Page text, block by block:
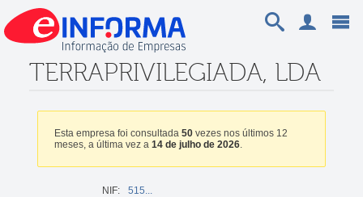
TERRAPRIVILEGIADA, LDA
Esta empresa foi consultada 50vezes nos últimos 12
meses, a última vez a 14 de julho de 2026.
NIF:
515...